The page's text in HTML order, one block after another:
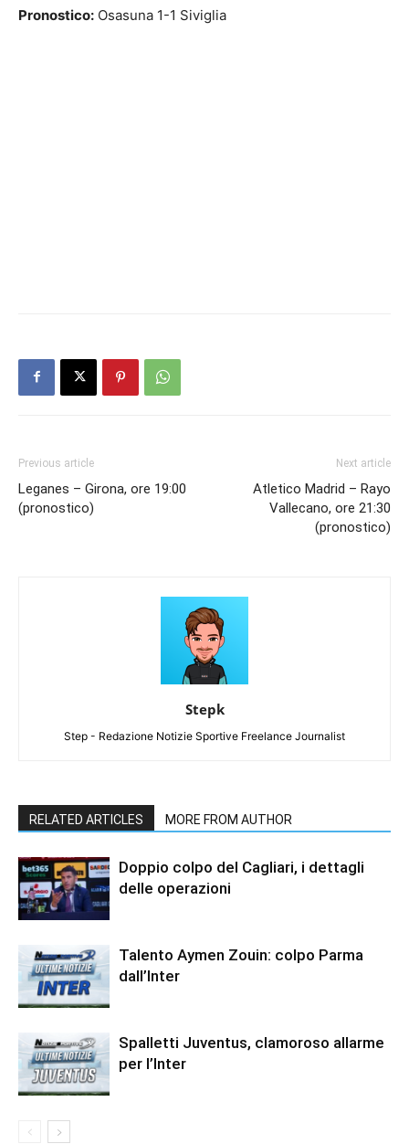
Pronostico: Osasuna 1-1 Siviglia
Previous article
Leganes – Girona, ore 19:00
(pronostico)
Next article
Atletico Madrid – Rayo
Vallecano, ore 21:30
(pronostico)
Stepk
Step - Redazione Notizie Sportive Freelance Journalist
RELATED ARTICLES MORE FROM AUTHOR
Doppio colpo del Cagliari, i dettagli
delle operazioni
Talento Aymen Zouin: colpo Parma
dall’Inter
Spalletti Juventus, clamoroso allarme
per l’Inter